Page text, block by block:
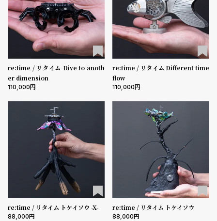
#
P
l
e
ガ
イ
re:time / リタイム Dive to anoth
er dimension
110,000
re:time / リタイム Different time
flow
110,000
re:time / リタイム トケイソウ -X-
88,000
re:time / リタイム トケイソウ
88,000